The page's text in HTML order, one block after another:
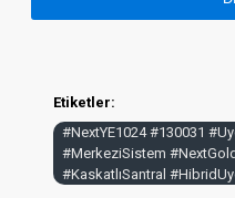
Etiketler:
#NextYE1024 #130031
#MerkeziSistem
#KaskatlıSantral